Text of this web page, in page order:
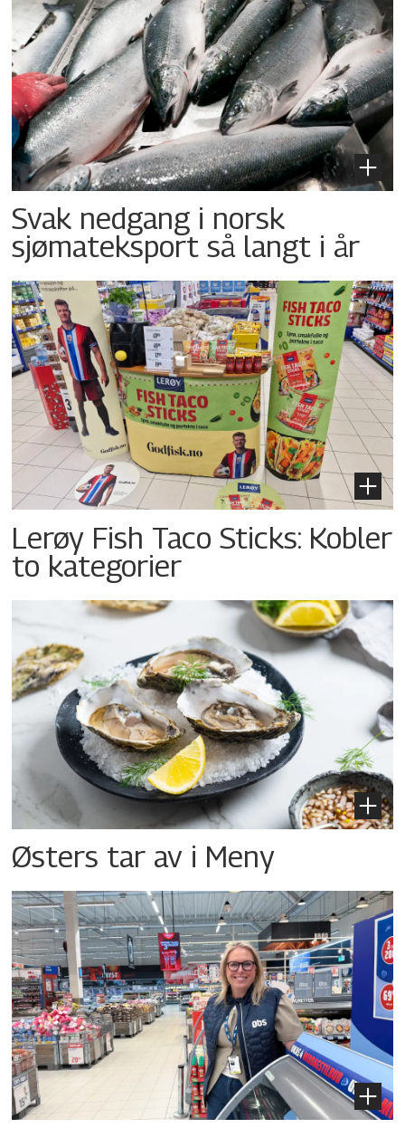
Svak nedgang i norsk
sjømateksport så langt i år
Lerøy Fish Taco Sticks: Kobler
to kategorier
Østers tar av i Meny